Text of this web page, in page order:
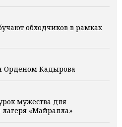
обходчиков в рамках
Орденом Кадырова
мужества для
лагеря «Майралла»